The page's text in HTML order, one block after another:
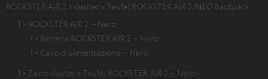
ROCKSTER AIR 2 + deuter x Teufel ROCKSTER AIR 2/NEO Backpack
1 × ROCKSTER AIR 2 – Nero
1 × Batteria ROCKSTER AIR 2 – Nero
1 × Cavo di alimentazione – Nero
1 × Zaino deuter x Teufel ROCKSTER AIR 2 – Nero